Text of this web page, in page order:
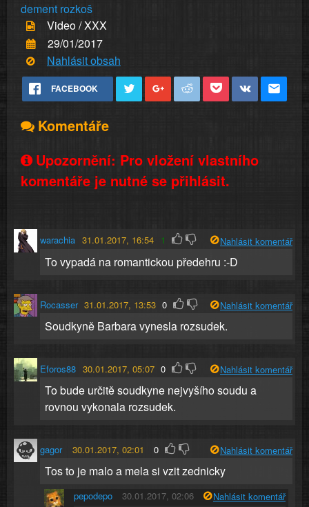
dement rozkoš
Video / XXX
29/01/2017
Nahlásit obsah
FACEBOOK
Komentáře
Upozornění: Pro vložení vlastního
komentáře je nutné se přihlásit.
warachia 31.01.2017, 16:54 1 Nahlásit komentář
To vypadá na romantickou předehru :-D
Rocasser 31.01.2017, 13:53 0 Nahlásit komentář
Soudkyně Barbara vynesla rozsudek.
Eforos88 30.01.2017, 05:07 0 Nahlásit komentář
To bude určitě soudkyne nejvyšího soudu a
rovnou vykonala rozsudek.
gagor 30.01.2017, 02:01 0 Nahlásit komentář
Tos to je malo a mela si vzit zednicky
pepodepo 30.01.2017, 02:06 Nahlásit komentář